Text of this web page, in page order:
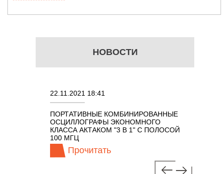
НОВОСТИ
22.11.2021 18:41
ПОРТАТИВНЫЕ КОМБИНИРОВАННЫЕ
ОСЦИЛЛОГРАФЫ ЭКОНОМНОГО
КЛАССА АКТАКОМ "3 В 1" С ПОЛОСОЙ
100 МГЦ
Прочитать